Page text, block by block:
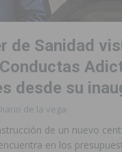
de Sanidad
desde su
de la vega
de un nuevo
en los